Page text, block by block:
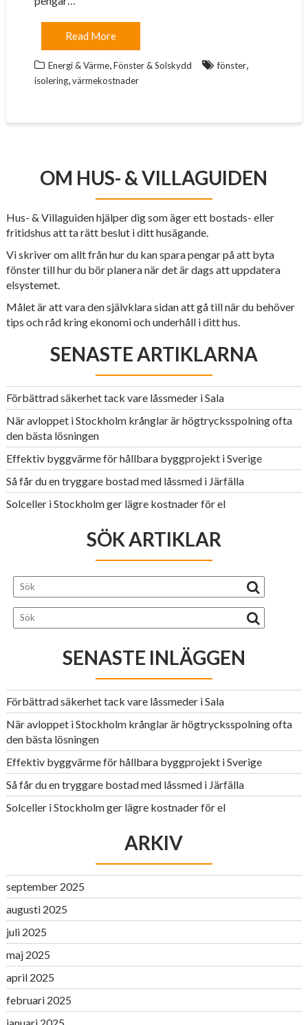
Read More
Energi & Värme,Fönster & Solskydd fönster,
isolering,värmekostnader
OM HUS- & VILLAGUIDEN
Hus- & Villaguiden hjälper dig som äger ett bostads- eller
fritidshus att ta rätt beslut i ditt husägande.
Vi skriver om allt från hur du kan spara pengar på att byta
fönster till hur du bör planera när det är dags att uppdatera
elsystemet.
Målet är att vara den självklara sidan att gå till när du behöver
tips och råd kring ekonomi och underhåll i ditt hus.
SENASTE ARTIKLARNA
Förbättrad säkerhet tack vare låssmeder i Sala
När avloppet i Stockholm krånglar är högtrycksspolning ofta
den bästa lösningen
Effektiv byggvärme för hållbara byggprojekt i Sverige
Så får du en tryggare bostad med låssmed i Järfälla
Solceller i Stockholm ger lägre kostnader för el
SÖK ARTIKLAR
SENASTE INLÄGGEN
Förbättrad säkerhet tack vare låssmeder i Sala
När avloppet i Stockholm krånglar är högtrycksspolning ofta
den bästa lösningen
Effektiv byggvärme för hållbara byggprojekt i Sverige
Så får du en tryggare bostad med låssmed i Järfälla
Solceller i Stockholm ger lägre kostnader för el
ARKIV
september 2025
augusti 2025
juli 2025
maj 2025
april 2025
februari 2025